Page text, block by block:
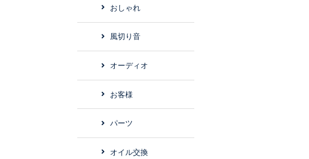
おしゃれ
風切り音
オーディオ
お客様
パーツ
オイル交換